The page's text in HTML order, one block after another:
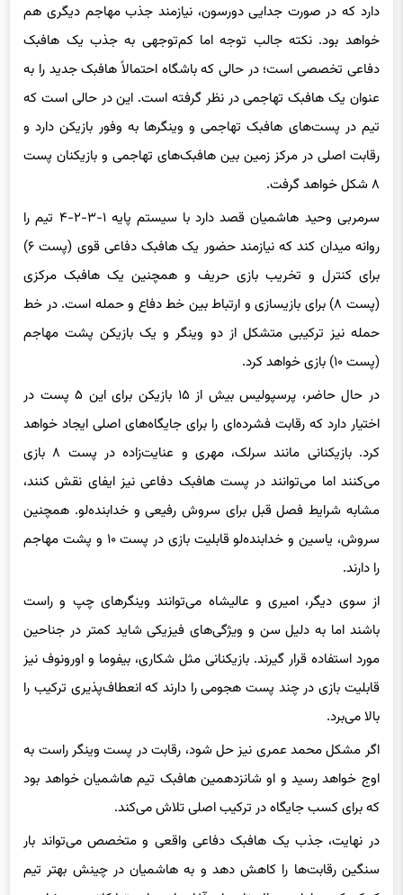
دارد که در صورت جدایی دورسون، نیازمند جذب مهاجم دیگری هم
خواهد بود. نکته جالب توجه اما کم‌توجهی به جذب یک هافبک
دفاعی تخصصی است؛ در حالی که باشگاه احتمالاً هافبک جدید را به
عنوان یک هافبک تهاجمی در نظر گرفته است. این در حالی است که
تیم در پست‌های هافبک تهاجمی و وینگرها به وفور بازیکن دارد و
رقابت اصلی در مرکز زمین بین هافبک‌های تهاجمی و بازیکنان پست
۸ شکل خواهد گرفت.
سرمربی وحید هاشمیان قصد دارد با سیستم پایه ۱-۳-۲-۴ تیم را
روانه میدان کند که نیازمند حضور یک هافبک دفاعی قوی (پست ۶)
برای کنترل و تخریب بازی حریف و همچنین یک هافبک مرکزی
(پست ۸) برای بازیسازی و ارتباط بین خط دفاع و حمله است. در خط
حمله نیز ترکیبی متشکل از دو وینگر و یک بازیکن پشت مهاجم
(پست ۱۰) بازی خواهد کرد.
در حال حاضر، پرسپولیس بیش از ۱۵ بازیکن برای این ۵ پست در
اختیار دارد که رقابت فشرده‌ای را برای جایگاه‌های اصلی ایجاد خواهد
کرد. بازیکنانی مانند سرلک، مهری و عنایت‌زاده در پست ۸ بازی
می‌کنند اما می‌توانند در پست هافبک دفاعی نیز ایفای نقش کنند،
مشابه شرایط فصل قبل برای سروش رفیعی و خدابنده‌لو. همچنین
سروش، یاسین و خدابنده‌لو قابلیت بازی در پست ۱۰ و پشت مهاجم
را دارند.
از سوی دیگر، امیری و عالیشاه می‌توانند وینگرهای چپ و راست
باشند اما به دلیل سن و ویژگی‌های فیزیکی شاید کمتر در جناحین
مورد استفاده قرار گیرند. بازیکنانی مثل شکاری، بیفوما و اورونوف نیز
قابلیت بازی در چند پست هجومی را دارند که انعطاف‌پذیری ترکیب را
بالا می‌برد.
اگر مشکل محمد عمری نیز حل شود، رقابت در پست وینگر راست به
اوج خواهد رسید و او شانزدهمین هافبک تیم هاشمیان خواهد بود
که برای کسب جایگاه در ترکیب اصلی تلاش می‌کند.
در نهایت، جذب یک هافبک دفاعی واقعی و متخصص می‌تواند بار
سنگین رقابت‌ها را کاهش دهد و به هاشمیان در چینش بهتر تیم